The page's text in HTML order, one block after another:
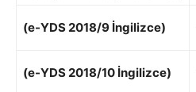
(e-YDS 2018/9 İngilizce)
(e-YDS 2018/10 İngilizce)